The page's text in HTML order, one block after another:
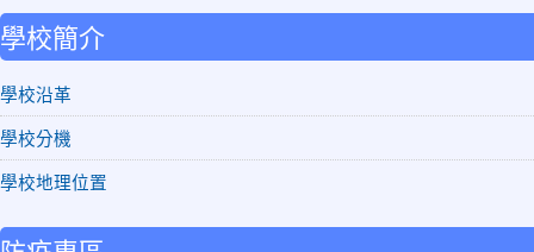
學校簡介
學校沿革
學校分機
學校地理位置